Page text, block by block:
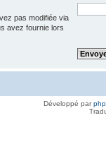
pas modifiée via
avez fournie lors
Développé par